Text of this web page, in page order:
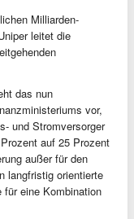
Milliarden-
leitet die
das nun
vor,
und Stromversorger
auf 25 Prozent
außer für den
langfristig orientierte
für eine Kombination